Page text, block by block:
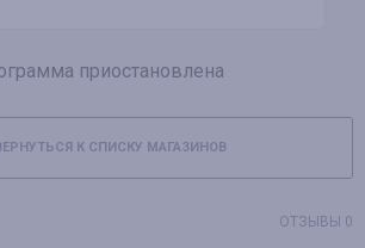
приостановлена
К СПИСКУ МАГАЗИНОВ
ОТЗЫВЫ 0